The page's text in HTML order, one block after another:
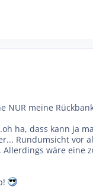
NUR meine
ha, dass kann ja
Rundumsicht vor
wäre eine